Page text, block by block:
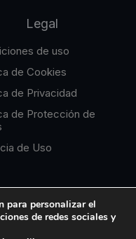
Legal
de uso
de Cookies
de Privacidad
de Protección de
de Uso
para personalizar el
de redes sociales y